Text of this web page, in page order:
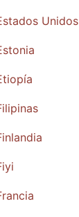
Unidos